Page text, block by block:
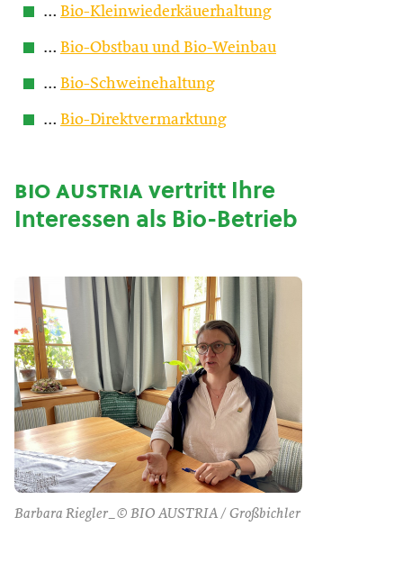
… Bio-Kleinwiederkäuerhaltung
… Bio-Obstbau und Bio-Weinbau
… Bio-Schweinehaltung
… Bio-Direktvermarktung
bio austriavertritt Ihre
Interessen als Bio-Betrieb
Barbara Riegler_© BIO AUSTRIA / Großbichler